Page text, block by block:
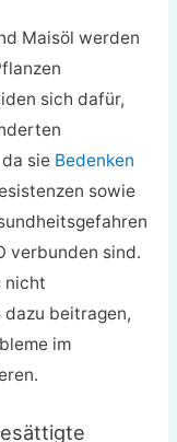
Maisöl werden
sich dafür,
sie Bedenken
sowie
verbunden sind.
nicht
beitragen,
im